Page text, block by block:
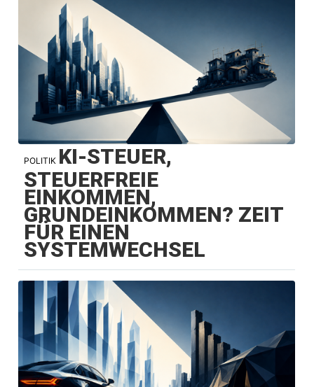
POLITIK KI-STEUER,
STEUERFREIE
EINKOMMEN,
GRUNDEINKOMMEN? ZEIT
FÜR EINEN
SYSTEMWECHSEL